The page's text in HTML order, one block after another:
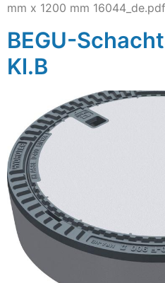
mm x 1200 mm 16044_de.pdf
BEGU-
Kl.B